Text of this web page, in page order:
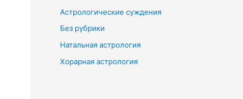
Астрологические суждения
Без рубрики
Натальная астрология
Хорарная астрология